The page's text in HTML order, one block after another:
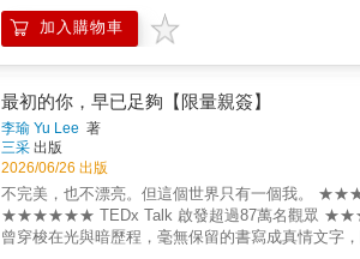
粉銀粉，成為新的紋理。修復後的器物，甚至比原本
口，也是光的入口。封面設計以微微突起的霧面燙
《父母的旅程》這本書，帶來是生命故事、理念的
最強的後盾，正是她的教養智慧，也是她對教育持
起打掃阿桑，她受過鄙視與霸凌，甚至被誣陷與欠
几淨，發現自己洗滌的不只是環境，還有那些因家
的善意像漣漪般擴散，彼此互助伸出援手的故事，
對客人應有的責任，畢竟居家打掃這一行最重要的
更不受疫情和景氣的影響，而她的「貴人」從同事
美玉用一把掃帚，掃開了命運的陰霾，讓更多女性
錄作者如何從債務、查封與霸凌的絕境中，過關斬
環：一把掃帚，掃除百位女性的貧窮陰霾。作者拒
互助，在全台編織出最動人的「良善防護網」。▍
的專業。本書獻給每一位願意放下身段、在平凡
加入購物車
最初的你，早已足夠【限量親簽】
李瑜 Yu Lee 著
三采 出版
2026/06/26 出版
不完美，也不漂亮。但這個世界只有一個我。 ★★★ 採訪奧斯卡金像獎得主 安‧海瑟薇 ★★★★★★ 國際生活雜誌《Tatler》前台灣區總
★★★★★★ TEDx Talk 啟發超過87萬名觀眾 ★★★ 「光照亮一個人，黑暗定義一個人，兩者的力量缺一不可。」 李瑜歷經十年淬鍊，將那些
曾穿梭在光與暗歷程，毫無保留的書寫成真情文字，陪伴您找到與自己重新相遇